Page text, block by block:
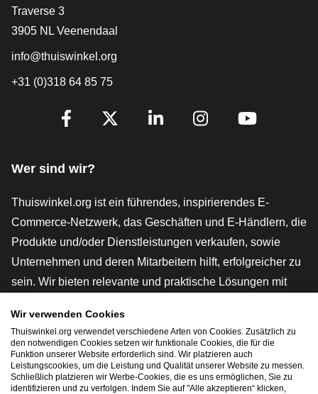
[_General:Contact]
Traverse 3
3905 NL Veenendaal
info@thuiswinkel.org
+31 (0)318 64 85 75
[_General:SocialMediaTitle]
Wer sind wir?
Thuiswinkel.org ist ein führendes, inspirierendes E-
Commerce-Netzwerk, das Geschäften und E-Händlern, die
Produkte und/oder Dienstleistungen verkaufen, sowie
Unternehmen und deren Mitarbeitern hilft, erfolgreicher zu
sein. Wir bieten relevante und praktische Lösungen mit
rechtlichen Instrumenten und Beratung,
Interessenvertretung, Marktforschung und verfügen über
eine eigene Bildungsplattform, die Thuiswinkel e-
Academy.
Wir verwenden Cookies
Thuiswinkel.org verwendet verschiedene Arten von Cookies. Zusätzlich zu
den notwendigen Cookies setzen wir funktionale Cookies, die für die
Funktion unserer Website erforderlich sind. Wir platzieren auch
Leistungscookies, um die Leistung und Qualität unserer Website zu messen.
Schließlich platzieren wir Werbe-Cookies, die es uns ermöglichen, Sie zu
identifizieren und zu verfolgen. Indem Sie auf "Alle akzeptieren“ klicken,